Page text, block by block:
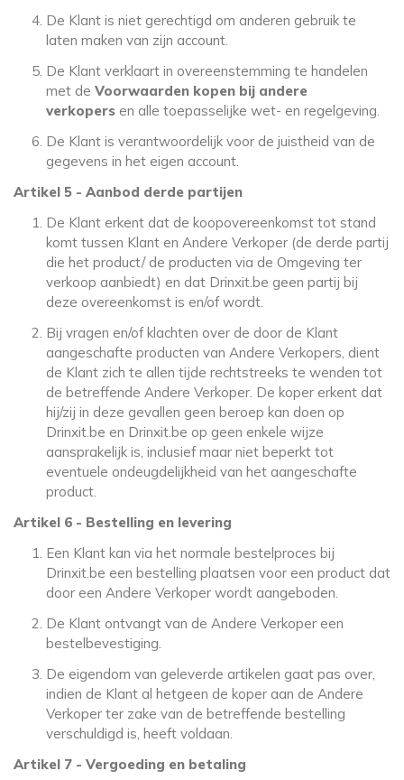
De Klant is niet gerechtigd om anderen gebruik te
laten maken van zijn account.
De Klant verklaart in overeenstemming te handelen
met de Voorwaarden kopen bij andere
verkopers en alle toepasselijke wet- en regelgeving.
De Klant is verantwoordelijk voor de juistheid van de
gegevens in het eigen account.
Artikel 5 - Aanbod derde partijen
De Klant erkent dat de koopovereenkomst tot stand
komt tussen Klant en Andere Verkoper (de derde partij
die het product/ de producten via de Omgeving ter
verkoop aanbiedt) en dat Drinxit.be geen partij bij
deze overeenkomst is en/of wordt.
Bij vragen en/of klachten over de door de Klant
aangeschafte producten van Andere Verkopers, dient
de Klant zich te allen tijde rechtstreeks te wenden tot
de betreffende Andere Verkoper. De koper erkent dat
hij/zij in deze gevallen geen beroep kan doen op
Drinxit.be en Drinxit.be op geen enkele wijze
aansprakelijk is, inclusief maar niet beperkt tot
eventuele ondeugdelijkheid van het aangeschafte
product.
Artikel 6 - Bestelling en levering
Een Klant kan via het normale bestelproces bij
Drinxit.be een bestelling plaatsen voor een product dat
door een Andere Verkoper wordt aangeboden.
De Klant ontvangt van de Andere Verkoper een
bestelbevestiging.
De eigendom van geleverde artikelen gaat pas over,
indien de Klant al hetgeen de koper aan de Andere
Verkoper ter zake van de betreffende bestelling
verschuldigd is, heeft voldaan.
Artikel 7 - Vergoeding en betaling